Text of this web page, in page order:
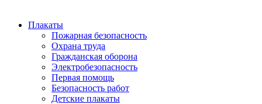
Плакаты
Пожарная безопасность
Охрана труда
Гражданская оборона
Электробезопасность
Первая помощь
Безопасность работ
Детские плакаты